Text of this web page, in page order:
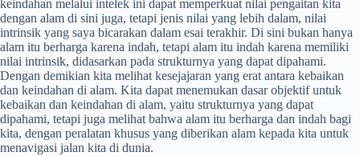
keindahan melalui intelek ini dapat memperkuat nilai pengaitan kita
dengan alam di sini juga, tetapi jenis nilai yang lebih dalam, nilai
intrinsik yang saya bicarakan dalam esai terakhir. Di sini bukan hanya
alam itu berharga karena indah, tetapi alam itu indah karena memiliki
nilai intrinsik, didasarkan pada strukturnya yang dapat dipahami.
Dengan demikian kita melihat kesejajaran yang erat antara kebaikan
dan keindahan di alam. Kita dapat menemukan dasar objektif untuk
kebaikan dan keindahan di alam, yaitu strukturnya yang dapat
dipahami, tetapi juga melihat bahwa alam itu berharga dan indah bagi
kita, dengan peralatan khusus yang diberikan alam kepada kita untuk
menavigasi jalan kita di dunia.